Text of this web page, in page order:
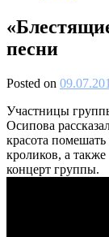
песни
Posted on
Участницы
Осипова
красота
кроликов, а
концерт группы.